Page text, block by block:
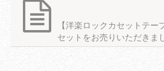
【洋楽ロックカセットテー
セットをお売りいただきま